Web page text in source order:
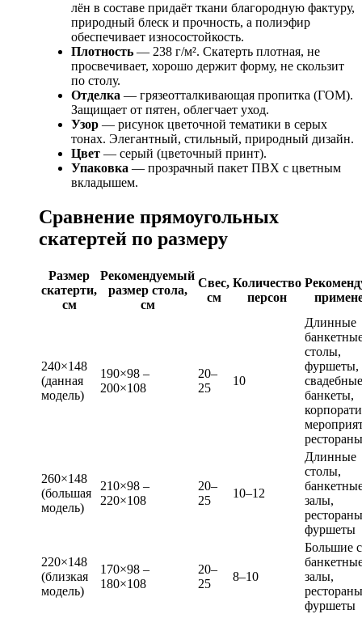
лён в составе придаёт ткани благородную фактуру,
природный блеск и прочность, а полиэфир
обеспечивает износостойкость.
Плотность — 238 г/м². Скатерть плотная, не
просвечивает, хорошо держит форму, не скользит
по столу.
Отделка — грязеотталкивающая пропитка (ГОМ).
Защищает от пятен, облегчает уход.
Узор — рисунок цветочной тематики в серых
тонах. Элегантный, стильный, природный дизайн.
Цвет — серый (цветочный принт).
Упаковка — прозрачный пакет ПВХ с цветным
вкладышем.
Сравнение прямоугольных
скатертей по размеру
Размер
скатерти,
см
Рекомендуемый
размер стола,
см
Свес,
см
Количество
персон
240×148
(данная
модель)
190×98 –
200×108
20–
25
10
Длинные
столы,
фуршеты,
свадебные
банкеты,
рестораны
260×148
(большая
модель)
210×98 –
220×108
20–
25
10–12
Длинные
столы,
залы,
фуршеты
220×148
(близкая
модель)
170×98 –
180×108
20–
25
8–10
Большие
залы,
фуршеты